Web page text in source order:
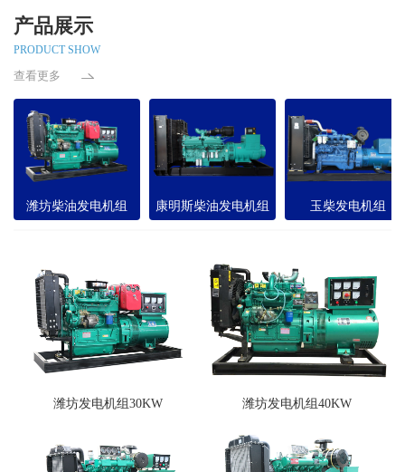
产品展示
PRODUCT SHOW
查看更多
潍坊柴油发电机组 康明斯柴油发电机组 玉柴发电机组
潍坊发电机组30KW 潍坊发电机组40KW